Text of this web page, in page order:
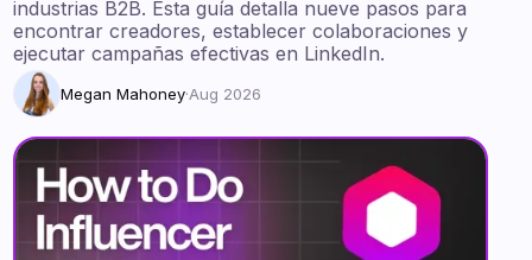
industrias B2B. Esta guía detalla nueve pasos para
encontrar creadores, establecer colaboraciones y
ejecutar campañas efectivas en LinkedIn.
Megan Mahoney·Aug 2026